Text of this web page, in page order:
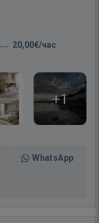
20,00€/час
+1
WhatsApp